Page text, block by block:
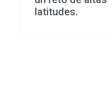
latitudes.